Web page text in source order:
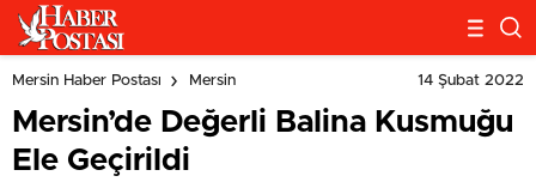
Mersin Haber Postası Mersin 14 Şubat 2022
Mersin’de Değerli Balina Kusmuğu
Ele Geçirildi